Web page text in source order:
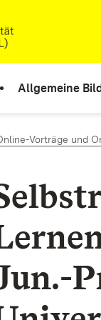
Allgemeine
Vorträge und